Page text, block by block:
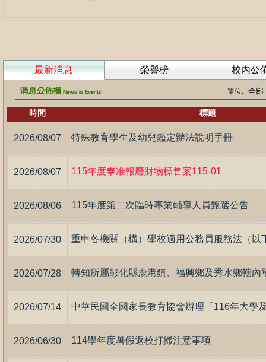
最新消息 榮譽榜 校內公
單位:
時間 標題
2026/08/07 特殊教育學生及幼兒鑑定辦法說明手冊
2026/08/07 115年度奉准報廢財物標售案115-01
2026/08/06 115年度第二次臨時專業輔導人員甄選公告
2026/07/30
2026/07/28
2026/07/14
2026/06/30 114學年度暑假返校打掃注意事項